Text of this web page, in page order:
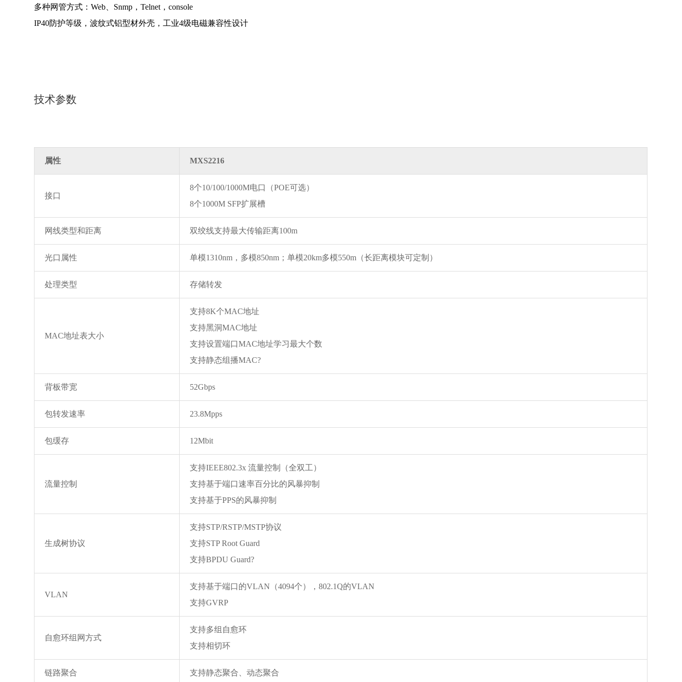
多种网管方式：Web、Snmp，Telnet，console
IP40防护等级，波纹式铝型材外壳，工业4级电磁兼容性设计
技术参数
属性 MXS2216
接口
8个10/100/1000M电口（POE可选）
8个1000M SFP扩展槽
网线类型和距离 双绞线支持最大传输距离100m
光口属性 单模1310nm，多模850nm；单模20km多模550m（长距离模块可定制）
处理类型 存储转发
MAC地址表大小
支持8K个MAC地址
支持黑洞MAC地址
支持设置端口MAC地址学习最大个数
支持静态组播MAC?
背板带宽 52Gbps
包转发速率 23.8Mpps
包缓存 12Mbit
流量控制
支持IEEE802.3x 流量控制（全双工）
支持基于端口速率百分比的风暴抑制
支持基于PPS的风暴抑制
生成树协议
支持STP/RSTP/MSTP协议
支持STP Root Guard
支持BPDU Guard?
VLAN
支持基于端口的VLAN（4094个），802.1Q的VLAN
支持GVRP
自愈环组网方式
支持多组自愈环
支持相切环
链路聚合 支持静态聚合、动态聚合